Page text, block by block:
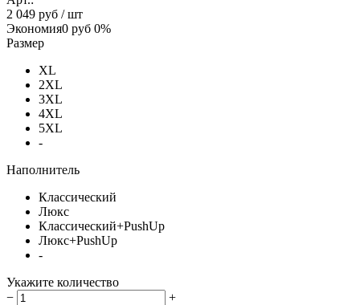
2 049 руб / шт
Экономия0 руб 0%
Размер
XL
2XL
3XL
4XL
5XL
-
Наполнитель
Классический
Люкс
Классический+PushUp
Люкс+PushUp
-
Укажите количество
−
+